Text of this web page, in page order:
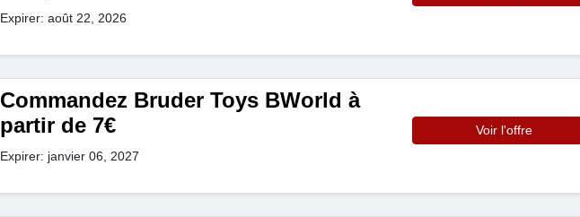
Expirer: août 22, 2026
Commandez Bruder Toys BWorld à
partir de 7€
Expirer: janvier 06, 2027
Voir l'offre